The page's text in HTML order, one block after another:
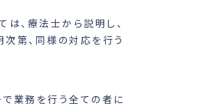
、療法士から説明し、
第、同様の対応を行う
業務を行う全ての者に